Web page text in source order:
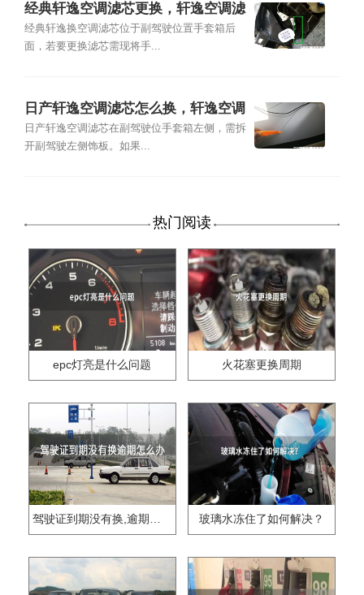
经典轩逸空调滤芯更换，轩逸空调滤
芯怎么换
经典轩逸换空调滤芯位于副驾驶位置手套箱后
面，若要更换滤芯需现将手...
日产轩逸空调滤芯怎么换，轩逸空调
滤芯安装图解
日产轩逸空调滤芯在副驾驶位手套箱左侧，需拆
开副驾驶左侧饰板。如果...
热门阅读
epc灯亮是什么问题 火花塞更换周期
驾驶证到期没有换,逾期怎么办?? 玻璃水冻住了如何解决？